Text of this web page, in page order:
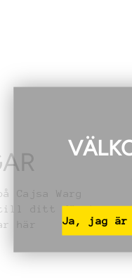
Cajsa Warg
till ditt företag.
här
Ja, jag är